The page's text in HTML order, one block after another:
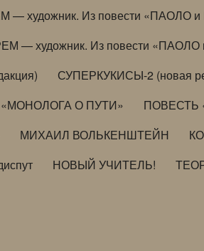
— художник. Из повести «ПАОЛО
— художник. Из повести
СУПЕРКУКИСЫ-2 (новая
О ПУТИ» ПОВЕСТЬ
МИХАИЛ ВОЛЬКЕНШТЕЙН
НОВЫЙ УЧИТЕЛЬ!